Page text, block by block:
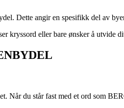
Dette angir en spesifikk del av
kryssord eller bare ønsker å utvide
Når du står fast med et ord som